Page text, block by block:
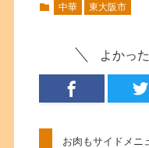
中華 東大阪市
よかっ
お肉もサイドメニ